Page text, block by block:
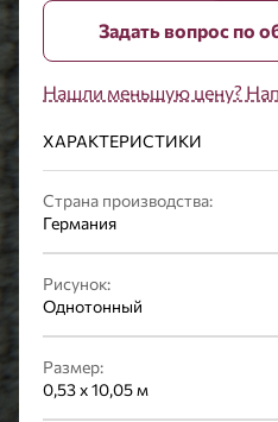
Задать вопрос по
Нашли меньшую цену?
ХАРАКТЕРИСТИКИ
Страна производства:
Германия
Рисунок:
Однотонный
Размер:
0,53 x 10,05 м